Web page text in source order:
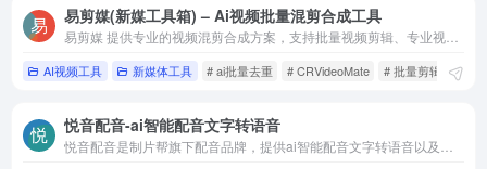
易剪媒(新媒工具箱) – Ai视频批量混剪合成工具
AI视频工具 新媒体工具 # ai批量去重 # CRVideoMate # 批量剪辑软件
悦音配音-ai智能配音文字转语音